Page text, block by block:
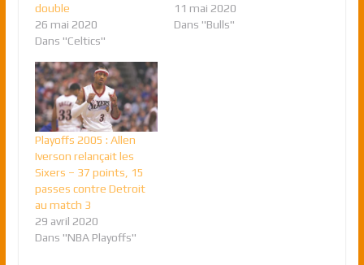
double
26 mai 2020
Dans "Celtics"
11 mai 2020
Dans "Bulls"
Playoffs 2005 : Allen
Iverson relançait les
Sixers – 37 points, 15
passes contre Detroit
au match 3
29 avril 2020
Dans "NBA Playoffs"